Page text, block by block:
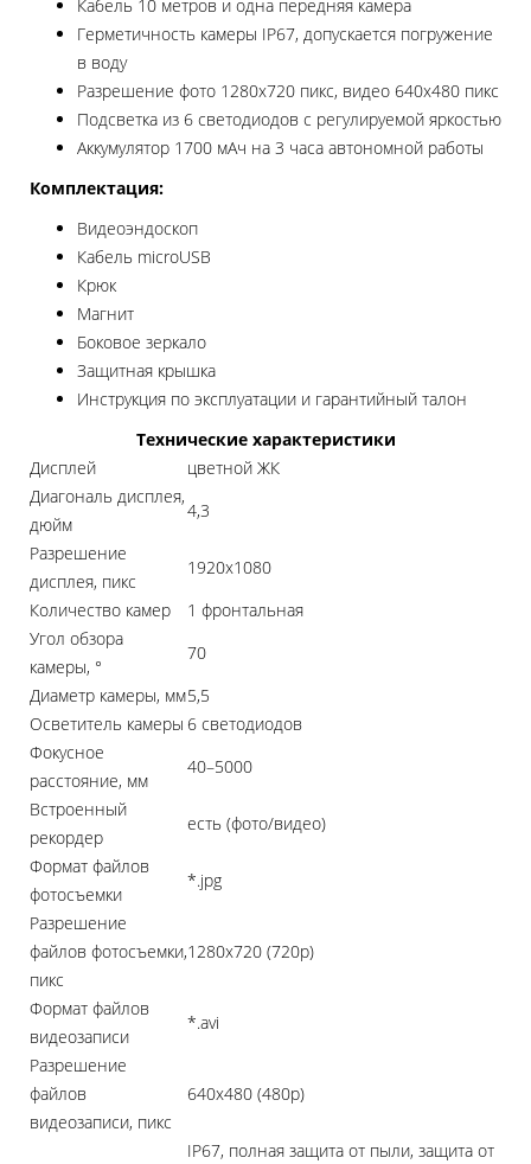
Кабель 10 метров и одна передняя камера
Герметичность камеры IP67, допускается погружение
в воду
Разрешение фото 1280x720 пикс, видео 640x480 пикс
Подсветка из 6 светодиодов с регулируемой яркостью
Аккумулятор 1700 мАч на 3 часа автономной работы
Комплектация:
Видеоэндоскоп
Кабель microUSB
Крюк
Магнит
Боковое зеркало
Защитная крышка
Инструкция по эксплуатации и гарантийный талон
Технические характеристики
Дисплей
цветной ЖК
Диагональ дисплея,
дюйм
4,3
Разрешение
дисплея, пикс
1920x1080
Количество камер
1 фронтальная
Угол обзора
камеры, °
70
Диаметр камеры, мм5,5
Осветитель камеры 6 светодиодов
Фокусное
расстояние, мм
40–5000
Встроенный
рекордер
есть (фото/видео)
Формат файлов
фотосъемки
*.jpg
Разрешение
файлов фотосъемки,
пикс
1280x720 (720p)
Формат файлов
видеозаписи
*.avi
Разрешение
файлов
видеозаписи, пикс
640x480 (480p)
IP67, полная защита от пыли, защита от